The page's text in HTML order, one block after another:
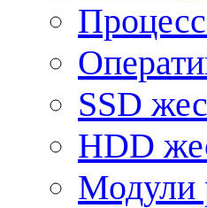
SSD
HDD
Модули